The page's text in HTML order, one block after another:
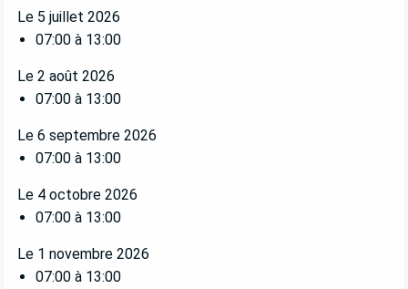
Le 5 juillet 2026
07:00 à 13:00
Le 2 août 2026
07:00 à 13:00
Le 6 septembre 2026
07:00 à 13:00
Le 4 octobre 2026
07:00 à 13:00
Le 1 novembre 2026
07:00 à 13:00